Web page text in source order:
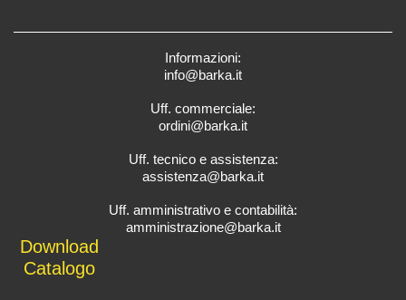
Informazioni:
info@barka.it
Uff. commerciale:
ordini@barka.it
Uff. tecnico e assistenza:
assistenza@barka.it
Uff. amministrativo e contabilità:
amministrazione@barka.it
Download
Catalogo